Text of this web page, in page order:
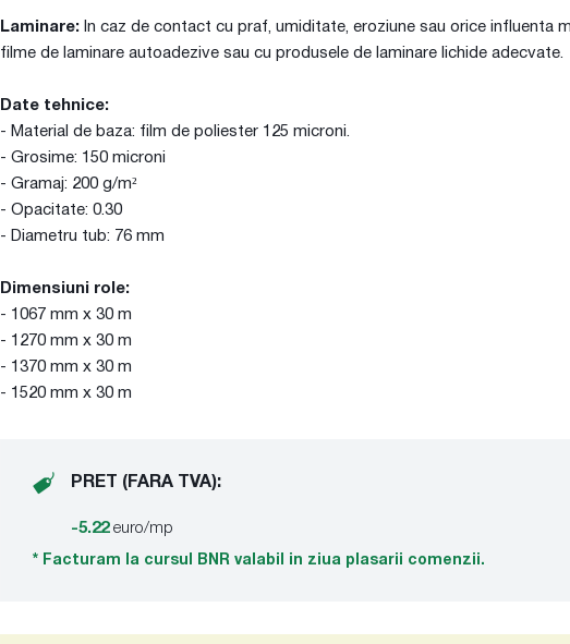
Laminare: In caz de contact cu praf, umiditate, eroziune sau orice influenta
filme de laminare autoadezive sau cu produsele de laminare lichide adecvate.
Date tehnice:
- Material de baza: film de poliester 125 microni.
- Grosime: 150 microni
- Gramaj: 200 g/m²
- Opacitate: 0.30
- Diametru tub: 76 mm
Dimensiuni role:
- 1067 mm x 30 m
- 1270 mm x 30 m
- 1370 mm x 30 m
- 1520 mm x 30 m
PRET (FARA TVA):
-5.22euro/mp
* Facturam la cursul BNR valabil in ziua plasarii comenzii.